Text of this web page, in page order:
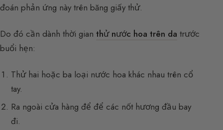
đoán phản ứng này trên băng giấy thử.
Do đó cần dành thời gian thử nước hoa trên da trước
buổi hẹn:
Thử hai hoặc ba loại nước hoa khác nhau trên cổ
tay.
Ra ngoài cửa hàng để để các nốt hương đầu bay
đi.